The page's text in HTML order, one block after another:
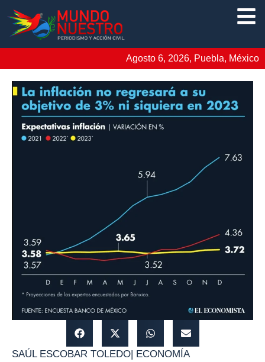
Agosto 6, 2026, Puebla, México
SAÚL ESCOBAR TOLEDO| ECONOMÍA